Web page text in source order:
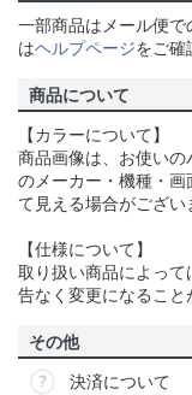
一部商品はメール便で
はヘルプページをご確
商品について
【カラーについて】
商品画像は、お使い
のメーカー・機種・画
て見える場合がござい
【仕様について】
取り扱い商品によっ
告なく変更になること
その他
決済について